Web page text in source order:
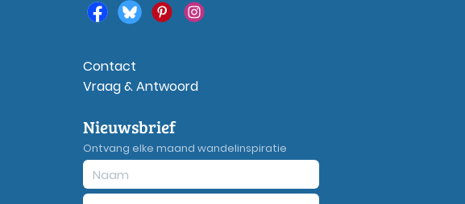
Contact
Vraag & Antwoord
Nieuwsbrief
Ontvang elke maand wandelinspiratie